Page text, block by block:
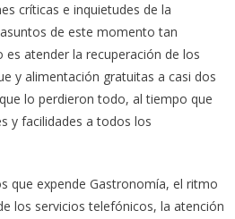
críticas e inquietudes de la
de este momento tan
atender la recuperación de los
y alimentación gratuitas a casi dos
lo perdieron todo, al tiempo que
y facilidades a todos los
que expende Gastronomía, el ritmo
los servicios telefónicos, la atención